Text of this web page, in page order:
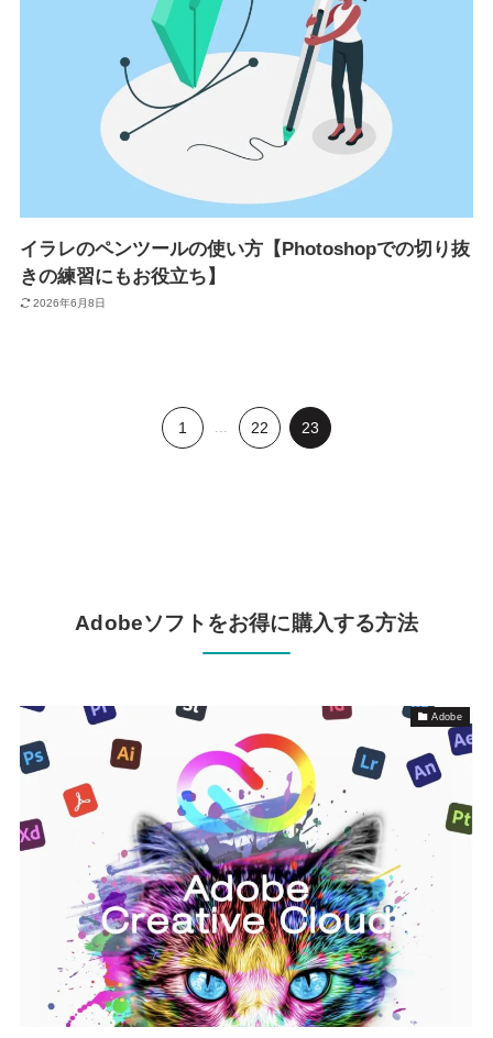
イラレのペンツールの使い方【Photoshopでの切り抜
きの練習にもお役立ち】
2026年6月8日
1 22 23
Adobeソフトをお得に購入する方法
Adobe